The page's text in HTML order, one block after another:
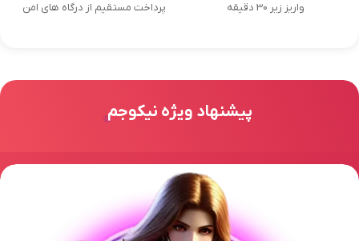
واریز زیر 30 دقیقه پرداخت مستقیم از درگاه های امن
پیشنهاد ویژه نیکوجم